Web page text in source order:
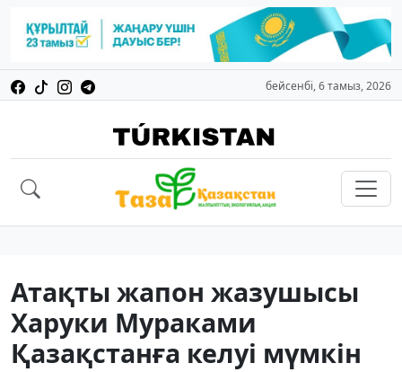
бейсенбі, 6 тамыз, 2026
Атақты жапон жазушысы
Харуки Мураками
Қазақстанға келуі мүмкін